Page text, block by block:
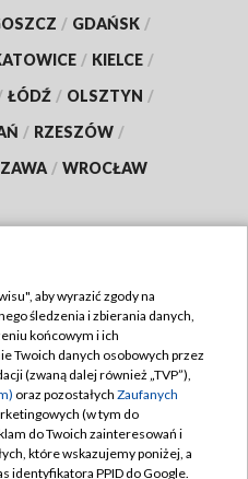
/ GDAŃSK /
/ KIELCE /
ŁÓDŹ / OLSZTYN /
/ RZESZÓW /
/ WROCŁAW
TVP
zgody
aby wyrazić zgody na
śledzenia i zbierania danych,
końcowym i ich
Twoich danych osobowych przez
(zwaną dalej również „TVP”),
oraz pozostałych Zaufanych
(w tym do
do Twoich zainteresowań i
które wskazujemy poniżej, a
identyfikatora PPID do Google.